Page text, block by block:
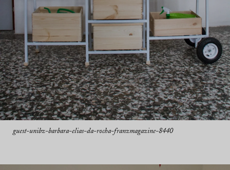
guest-unibz-barbara-elias-da-rocha-franzmagazine-8440